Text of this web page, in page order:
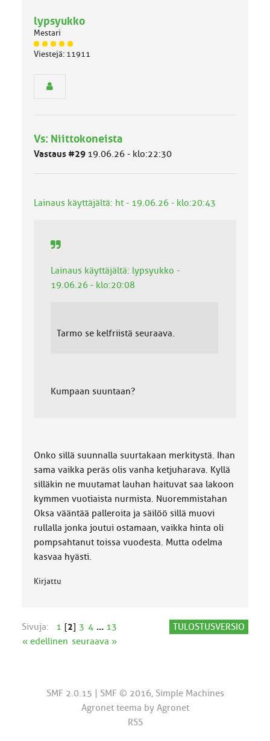
lypsyukko
Mestari
J
ä
m
ä
k
Viestejä: 11911
Vs: Niittokoneista
Vastaus #29 19.06.26 - klo:22:30
Lainaus käyttäjältä: ht - 19.06.26 - klo:20:43
Lainaus käyttäjältä: lypsyukko -
19.06.26 - klo:20:08
Tarmo se kelfriistä seuraava.
Kumpaan suuntaan?
Onko sillä suunnalla suurtakaan merkitystä. Ihan
sama vaikka peräs olis vanha ketjuharava. Kyllä
silläkin ne muutamat lauhan haituvat saa lakoon
kymmen vuotiaista nurmista. Nuoremmistahan
Oksa vääntää palleroita ja säilöö sillä muovi
rullalla jonka joutui ostamaan, vaikka hinta oli
pompsahtanut toissa vuodesta. Mutta odelma
kasvaa hyästi.
Kirjattu
TULOSTUSVERSIO
Sivuja: 1 [2] 3 4 ... 13
« edellinen seuraava »
SMF 2.0.15 | SMF © 2016, Simple Machines
Agronet teema by Agronet
RSS